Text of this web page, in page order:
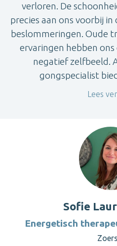
verloren. De
precies aan ons voorbij
beslommeringen. Oude
ervaringen hebben
negatief zelfbeeld.
gongspecialist
Lees
Sofie
Energetisch